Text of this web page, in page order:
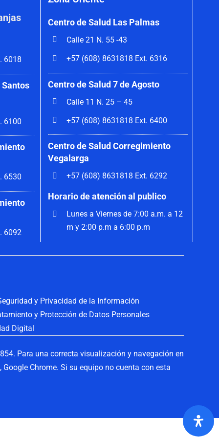
6018
Santos
6100
6530
6092
Centro de Salud Las Palmas
Calle 21 N. 55 -43
+57 (608) 8631818 Ext. 6316
Centro de Salud 7 de Agosto
Calle 11 N. 25 – 45
+57 (608) 8631818 Ext. 6400
Centro de Salud Corregimiento
Vegalarga
+57 (608) 8631818 Ext. 6292
Horario de atención al publico
Lunes a Viernes de 7:00 a.m. a 12
m y 2:00 p.m a 6:00 p.m
y Privacidad de la Información
y Protección de Datos Personales
Digital
Para una correcta visualización y navegación en
Chrome. Si su equipo no cuenta con esta